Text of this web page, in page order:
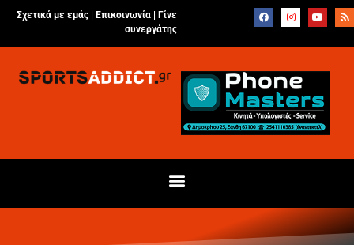
Σχετικά με εμάς | Επικοινωνία
Γίνε
συνεργάτης